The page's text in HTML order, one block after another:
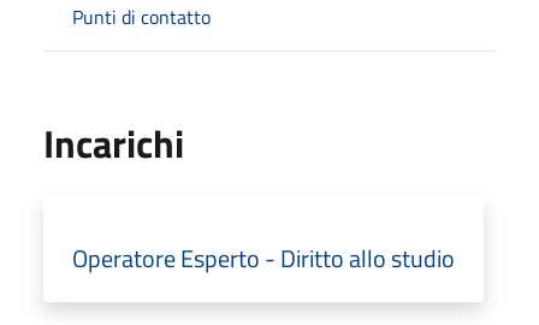
Punti di contatto
Incarichi
Operatore Esperto - Diritto allo studio